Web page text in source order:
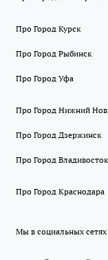
Про Город Курск
Про Город Рыбинск
Про Город Уфа
Про Город Нижний
Про Город Дзержинск
Про Город Владивосток
Про Город Краснодара
Мы в социальных сетях